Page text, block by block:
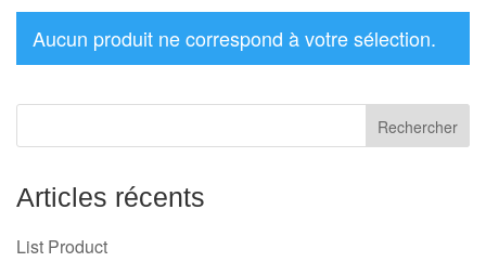
Aucun produit ne correspond à votre sélection.
Articles récents
List Product